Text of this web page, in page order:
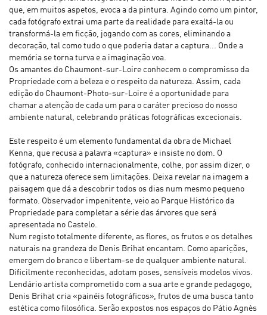
que, em muitos aspetos, evoca a da pintura. Agindo como um pintor,
cada fotógrafo extrai uma parte da realidade para exaltá-la ou
transformá-la em ficção, jogando com as cores, eliminando a
decoração, tal como tudo o que poderia datar a captura... Onde a
memória se torna turva e a imaginação voa.
Os amantes do Chaumont-sur-Loire conhecem o compromisso da
Propriedade com a beleza e o respeito da natureza. Assim, cada
edição do Chaumont-Photo-sur-Loire é a oportunidade para
chamar a atenção de cada um para o caráter precioso do nosso
ambiente natural, celebrando práticas fotográficas excecionais.
Este respeito é um elemento fundamental da obra de Michael
Kenna, que recusa a palavra «captura» e insiste no dom. O
fotógrafo, conhecido internacionalmente, colhe, por assim dizer, o
que a natureza oferece sem limitações. Deixa revelar na imagem a
paisagem que dá a descobrir todos os dias num mesmo pequeno
formato. Observador impenitente, veio ao Parque Histórico da
Propriedade para completar a série das árvores que será
apresentada no Castelo.
Num registo totalmente diferente, as flores, os frutos e os detalhes
naturais na grandeza de Denis Brihat encantam. Como aparições,
emergem do branco e libertam-se de qualquer ambiente natural.
Dificilmente reconhecidas, adotam poses, sensíveis modelos vivos.
Lendário artista comprometido com a sua arte e grande pedagogo,
Denis Brihat cria «painéis fotográficos», frutos de uma busca tanto
estética como filosófica. Serão expostos nos espaços do Pátio Agnès